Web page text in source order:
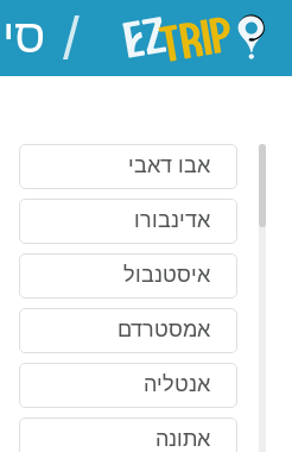
EZTrip
/
אבו דאבי
אדינבורו
איסטנבול
אמסטרדם
אנטליה
אתונה